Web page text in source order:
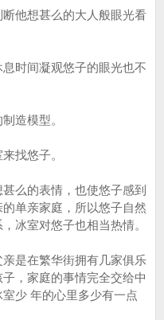
他想甚么的大人般眼光看
时间凝观悠子的眼光也不
造模型。
找悠子。
么的表情，也使悠子感到
单亲家庭，所以悠子自然
冰室对悠子也相当热情。
是在繁华街拥有几家俱乐
，家庭的事情完全交给中
少 年的心里多少有一点